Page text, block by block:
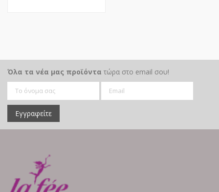
Όλα τα νέα μας προϊόντα τώρα στο email σου!
Εγγραφείτε